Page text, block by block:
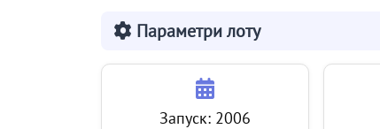
Параметри лоту
Запуск: 2006